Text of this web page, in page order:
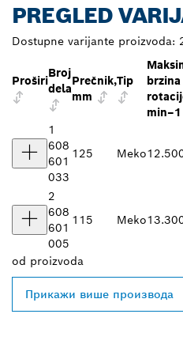
PREGLED
Dostupne varijante proizvoda:
Proširi
Broj
dela
Prečnik,
mm
Tip
brzina
min–1
1
608
601
033
125 Meko
2
608
601
005
115 Meko
od proizvoda
Прикажи више производа